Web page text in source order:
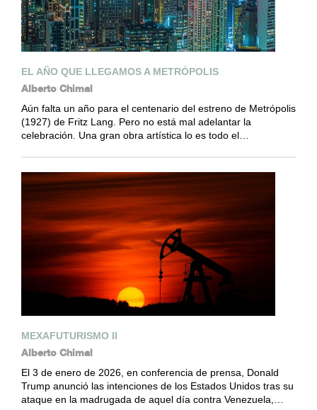
EL AÑO QUE LLEGAMOS A METRÓPOLIS
Alberto Chimal
Aún falta un año para el centenario del estreno de Metrópolis
(1927) de Fritz Lang. Pero no está mal adelantar la
celebración. Una gran obra artística lo es todo el…
MEXAFUTURISMO II
Alberto Chimal
El 3 de enero de 2026, en conferencia de prensa, Donald
Trump anunció las intenciones de los Estados Unidos tras su
ataque en la madrugada de aquel día contra Venezuela,…